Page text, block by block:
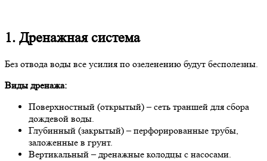
1. Дренажная система
Без отвода воды все усилия по озеленению будут бесполезны.
Виды дренажа:
Поверхностный (открытый) – сеть траншей для сбора
дождевой воды.
Глубинный (закрытый) – перфорированные трубы,
заложенные в грунт.
Вертикальный – дренажные колодцы с насосами.